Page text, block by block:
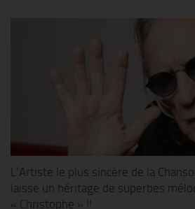
L’Artiste le plus sincère de la
laisse un héritage de superbes
« Christophe » !!